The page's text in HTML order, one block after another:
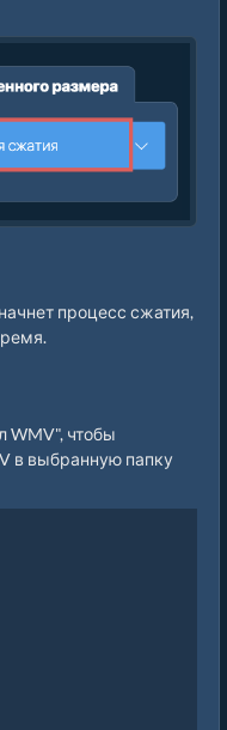
процесс сжатия,
WMV", чтобы
в выбранную папку